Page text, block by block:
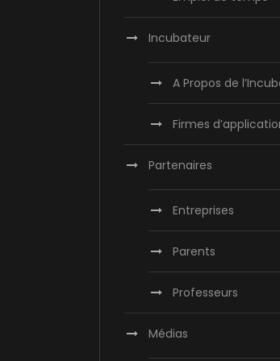
Incubateur
A Propos de
Firmes
Partenaires
Entreprises
Parents
Professeurs
Médias